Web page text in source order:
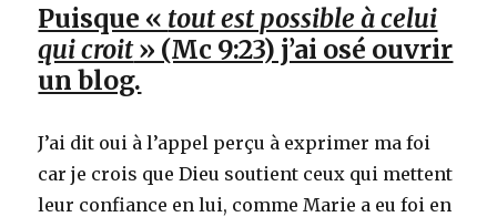
Puisque « tout est possible à celui
qui croit» (Mc 9:23) j’ai osé ouvrir
un blog.
J’ai dit oui à l’appel perçu à exprimer ma foi
car je crois que Dieu soutient ceux qui mettent
leur confiance en lui, comme Marie a eu foi en